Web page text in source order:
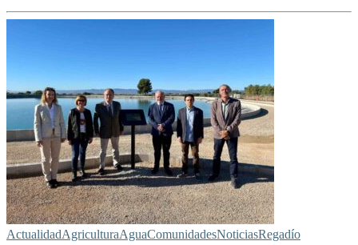
ActualidadAgriculturaAguaComunidadesNoticiasRegadío